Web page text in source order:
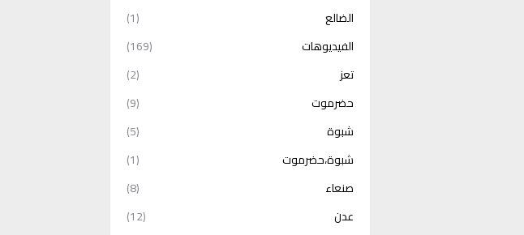
الضالع
(1)
الفيديوهات
(169)
تعز
(2)
حضرموت
(9)
شبوة
(5)
شبوة،حضرموت
(1)
صنعاء
(8)
عدن
(12)